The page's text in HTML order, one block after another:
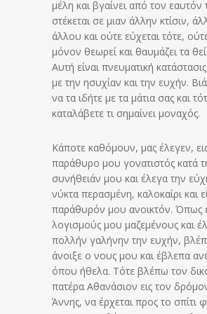
μέλη και βγαίνει από τον εαυτόν
στέκεται σε μιαν άλλην κτίσιν,
άλλου και ούτε εύχεται τότε,
μόνον θεωρεί και θαυμάζει τα
Αυτή είναι πνευματική κατάστασις
με την ησυχίαν και την ευχήν.
να τα ιδήτε με τα μάτια σας και
καταλάβετε τι σημαίνει μοναχός.
Κάποτε καθόμουν, μας έλεγεν,
παράθυρο μου γονατιστός κατά
συνήθειάν μου και έλεγα την
νύκτα περασμένη, καλοκαίρι και
παράθυρόν μου ανοικτόν. Όπως
λογισμούς μου μαζεμένους και
πολλήν γαλήνην την ευχήν,
άνοιξε ο νους μου και έβλεπα
όπου ήθελα. Τότε βλέπω τον
πατέρα Αθανάσιον εις τον
Άννης, να έρχεται προς το σπίτι